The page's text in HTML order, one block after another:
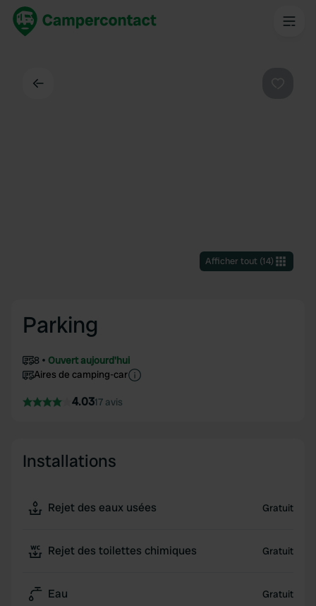
Afficher tout(14)
Parking
8
Ouvert aujourd'hui
Aires de camping-car
4.0317 avis
Installations
Rejet des eaux usées Gratuit
Rejet des toilettes chimiques Gratuit
Eau Gratuit